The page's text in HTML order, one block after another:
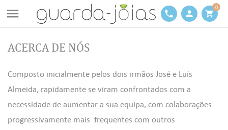
 phone person shopping_cart
0
ACERCA DE NÓS
Composto inicialmente pelos dois irmãos José e Luís
Almeida, rapidamente se viram confrontados com a
necessidade de aumentar a sua equipa, com colaborações
progressivamente mais frequentes com outros